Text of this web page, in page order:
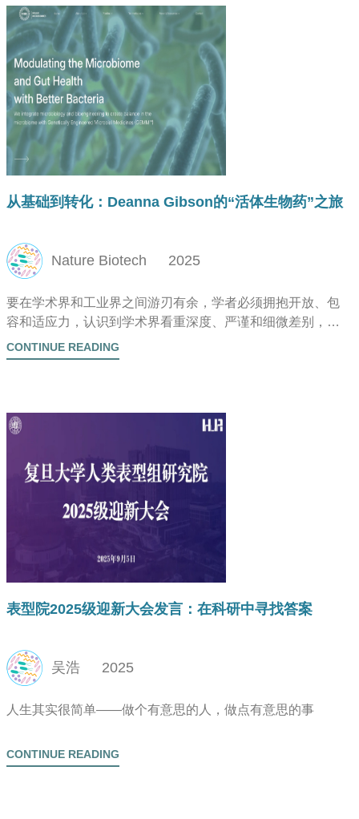
从基础到转化：Deanna Gibson的“活体生物药”之旅
Nature Biotech 2025
要在学术界和工业界之间游刃有余，学者必须拥抱开放、包
容和适应力，认识到学术界看重深度、严谨和细微差别，而
工业界则优先考虑影响力、效率和成果。成功来自于适应并
在两种文化间无缝穿梭。
CONTINUE READING
表型院2025级迎新大会发言：在科研中寻找答案
吴浩 2025
人生其实很简单——做个有意思的人，做点有意思的事
CONTINUE READING